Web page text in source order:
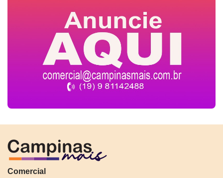
Comercial